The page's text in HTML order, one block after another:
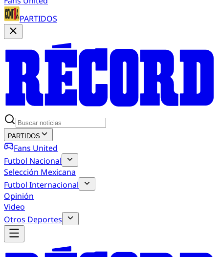
PARTIDOS
PARTIDOS
Fans United
Futbol Nacional
Selección Mexicana
Futbol Internacional
Opinión
Video
Otros Deportes